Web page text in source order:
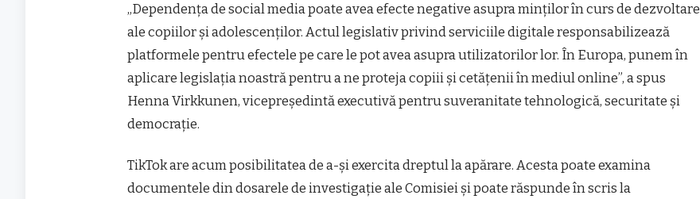
„Dependenţa de social media poate avea efecte negative asupra minţilor în curs de dezvoltare
ale copiilor şi adolescenţilor. Actul legislativ privind serviciile digitale responsabilizează
platformele pentru efectele pe care le pot avea asupra utilizatorilor lor. În Europa, punem în
aplicare legislaţia noastră pentru a ne proteja copiii şi cetăţenii în mediul online”, a spus
Henna Virkkunen, vicepreşedintă executivă pentru suveranitate tehnologică, securitate şi
democraţie.
TikTok are acum posibilitatea de a-şi exercita dreptul la apărare. Acesta poate examina
documentele din dosarele de investigaţie ale Comisiei şi poate răspunde în scris la